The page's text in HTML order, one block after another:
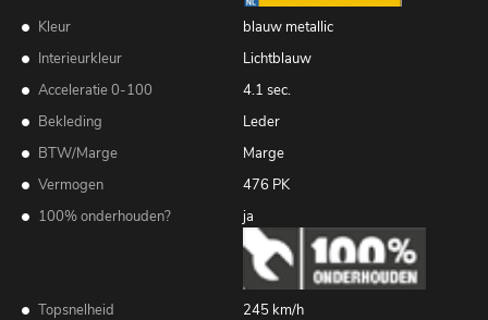
Kleur
blauw metallic
Interieurkleur
Lichtblauw
Acceleratie 0-100
4.1 sec.
Bekleding
Leder
BTW/Marge
Marge
Vermogen
476 PK
100% onderhouden?
ja
Topsnelheid 245 km/h